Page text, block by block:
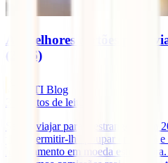
As melhores cartões para
(2026)
IATI Blog
minutos de leitura
Se vai viajar para o estrangeiro em
pode permitir-lhe poupar entre 2% e
levantamento em moeda